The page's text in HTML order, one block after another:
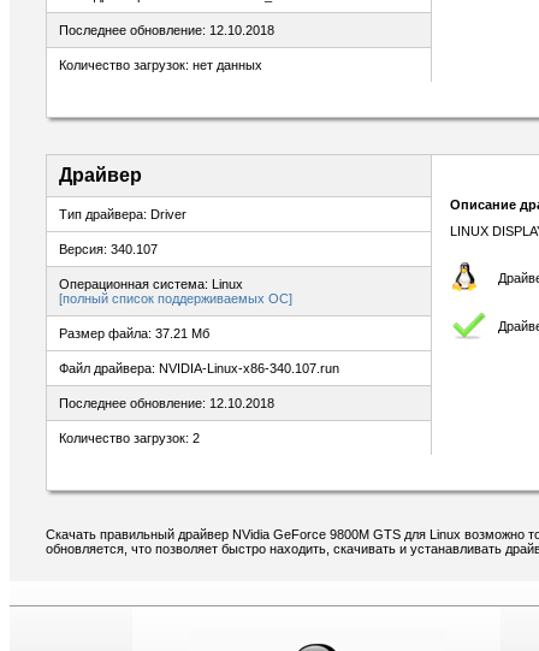
Последнее обновление: 12.10.2018
Количество загрузок: нет данных
Драйвер
Тип драйвера: Driver
Версия: 340.107
Операционная система: Linux
[полный список поддерживаемых ОС]
Размер файла: 37.21 Мб
Файл драйвера: NVIDIA-Linux-x86-340.107.run
Последнее обновление: 12.10.2018
Количество загрузок: 2
Описание
LINUX
Скачать правильный драйвер NVidia GeForce 9800M GTS для Linux возможно
обновляется, что позволяет быстро находить, скачивать и устанавливать